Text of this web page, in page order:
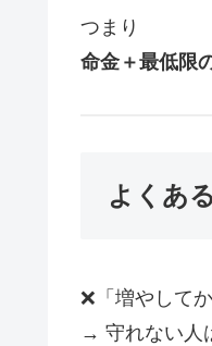
つまり
命金＋最低限
よくあ
❌「増やして
→ 守れない人